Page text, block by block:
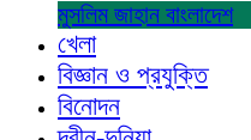
মুসলিম জাহান বাংলাদেশ
খেলা
বিজ্ঞান ও প্রযুক্তি
বিনোদন